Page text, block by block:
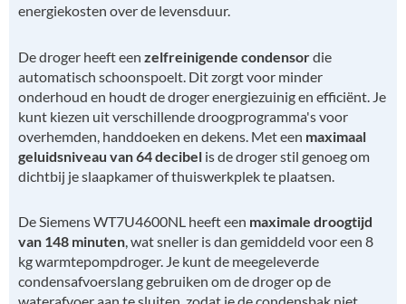
energiekosten over de levensduur.
De droger heeft een zelfreinigende condensordie
automatisch schoonspoelt. Dit zorgt voor minder
onderhoud en houdt de droger energiezuinig en efficiënt. Je
kunt kiezen uit verschillende droogprogramma's voor
overhemden, handdoeken en dekens. Met een maximaal
geluidsniveau van 64 decibel is de droger stil genoeg om
dichtbij je slaapkamer of thuiswerkplek te plaatsen.
De Siemens WT7U4600NL heeft een maximale droogtijd
van 148 minuten, wat sneller is dan gemiddeld voor een 8
kg warmtepompdroger. Je kunt de meegeleverde
condensafvoerslang gebruiken om de droger op de